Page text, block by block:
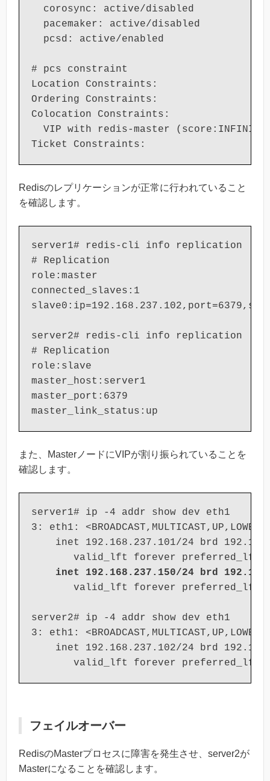
  corosync: active/disabled
  pacemaker: active/disabled
  pcsd: active/enabled
# pcs constraint
Location Constraints:
Ordering Constraints:
Colocation Constraints:
VIP with redis-master
Ticket Constraints:
Redisのレプリケーションが正常に行われていること
を確認します。
server1# redis-cli info replication
# Replication
role:master
connected_slaves:1
server2# redis-cli info replication
# Replication
role:slave
master_host:server1
master_port:6379
master_link_status:up
また、MasterノードにVIPが割り振られていることを
確認します。
server1# ip -4 addr show dev eth1
3: eth1:
inet 192.168.237.101/24 brd
valid_lft forever preferred_lft
inet 192.168.237.150/24 brd
valid_lft forever preferred_lft
server2# ip -4 addr show dev eth1
3: eth1:
inet 192.168.237.102/24 brd
valid_lft forever preferred_lft
フェイルオーバー
RedisのMasterプロセスに障害を発生させ、server2が
Masterになることを確認します。